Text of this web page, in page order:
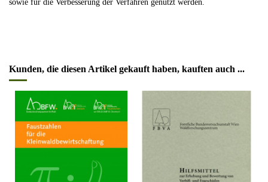
sowie für die Verbesserung der Verfahren genutzt werden.
Kunden, die diesen Artikel gekauft haben, kauften auch ...